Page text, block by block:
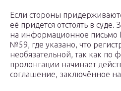
Если стороны
её придется отстоять в суде.
на информационное
№59, где указано, что
необязательной, так как по
пролонгации начинает
соглашение, заключённое